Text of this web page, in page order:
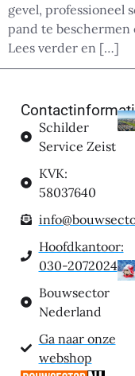
gevel, professioneel
pand te
Lees verder en […]
Schilder
Service Zeist
KVK:
58037640
Hoofdkantoor:
030-2072024
Bouwsector
Nederland
Ga naar onze
webshop